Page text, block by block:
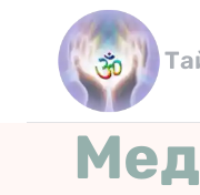
содержимому